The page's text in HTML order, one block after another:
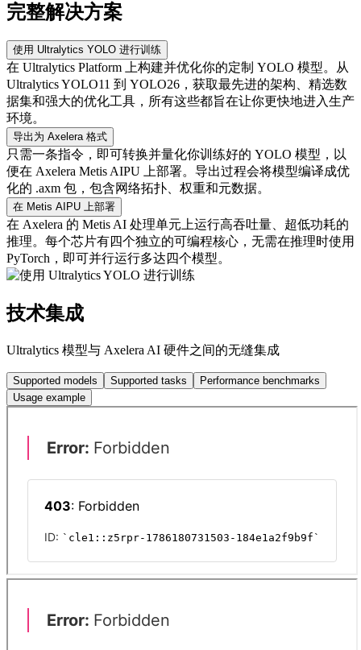
完整解决方案
使用 Ultralytics YOLO 进行训练
在 Ultralytics Platform 上构建并优化你的定制 YOLO 模型。从
Ultralytics YOLO11 到 YOLO26，获取最先进的架构、精选数
据集和强大的优化工具，所有这些都旨在让你更快地进入生产
环境。
导出为 Axelera 格式
只需一条指令，即可转换并量化你训练好的 YOLO 模型，以
便在 Axelera Metis AIPU 上部署。导出过程会将模型编译成优
化的 .axm 包，包含网络拓扑、权重和元数据。
在 Metis AIPU 上部署
在 Axelera 的 Metis AI 处理单元上运行高吞吐量、超低功耗的
推理。每个芯片有四个独立的可编程核心，无需在推理时使用
PyTorch，即可并行运行多达四个模型。
技术集成
Ultralytics 模型与 Axelera AI 硬件之间的无缝集成
Supported models Supported tasks
Performance benchmarks
Usage example